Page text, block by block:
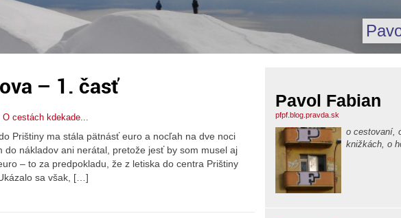
– 1. časť
O cestách kdekade...
Prištiny ma stála pätnásť euro a nocľah na dve noci
nákladov ani nerátal, pretože jesť by som musel aj
– to za predpokladu, že z letiska do centra Prištiny
sa však, […]
Pavol Fabian
pfpf.blog.pravda.sk
o cestovaní,
knižkách, o